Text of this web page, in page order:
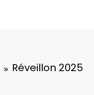
Réveillon 2025